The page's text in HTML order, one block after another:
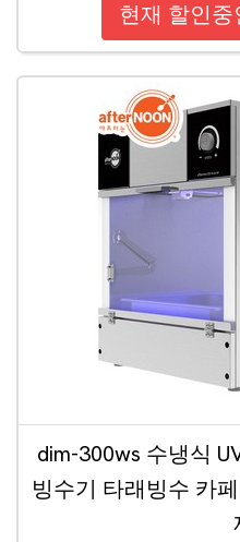
현재 할인
dim-300ws 수냉식
빙수기 타래빙수 카